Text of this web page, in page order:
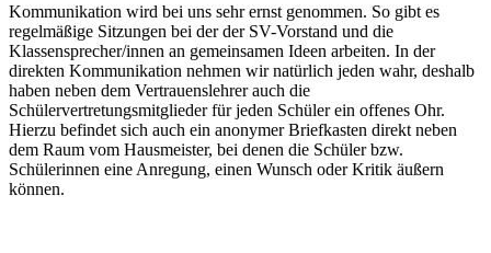
Kommunikation wird bei uns sehr ernst genommen. So gibt es
regelmäßige Sitzungen bei der der SV-Vorstand und die
Klassensprecher/innen an gemeinsamen Ideen arbeiten. In der
direkten Kommunikation nehmen wir natürlich jeden wahr, deshalb
haben neben dem Vertrauenslehrer auch die
Schülervertretungsmitglieder für jeden Schüler ein offenes Ohr.
Hierzu befindet sich auch ein anonymer Briefkasten direkt neben
dem Raum vom Hausmeister, bei denen die Schüler bzw.
Schülerinnen eine Anregung, einen Wunsch oder Kritik äußern
können.